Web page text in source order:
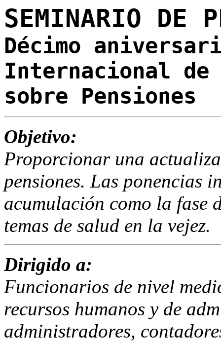
SEMINARIO DE
Décimo
Internacional de
sobre Pensiones
Objetivo:
Proporcionar una
pensiones. Las ponencias
acumulación como la fase
temas de salud en la vejez.
Dirigido a:
Funcionarios de nivel
recursos humanos y de
administradores,